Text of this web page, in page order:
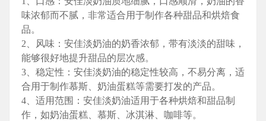
味浓郁而不腻，非常适合用于制作各种甜品和烘焙食
品。
2、风味：安佳淡奶油的奶香浓郁，带有淡淡的甜味，
能够很好地提升甜品的层次感。
3、稳定性：安佳淡奶油的稳定性较高，不易分离，适
合用于制作慕斯、奶油蛋糕等需要打发的产品。
4、适用范围：安佳淡奶油适用于各种烘焙和甜品制
作，如奶油蛋糕、慕斯、冰淇淋、咖啡等。